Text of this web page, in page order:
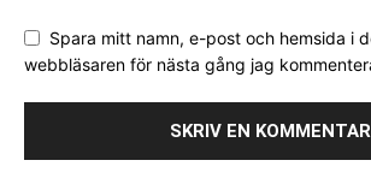
Spara mitt namn, e-post och hemsida i
webbläsaren för nästa gång jag